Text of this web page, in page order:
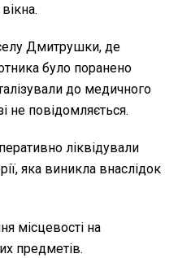
Дмитрушки, де
було поранено
до медичного
не повідомляється.
ліквідували
яка виникла внаслідок
місцевості на
предметів.